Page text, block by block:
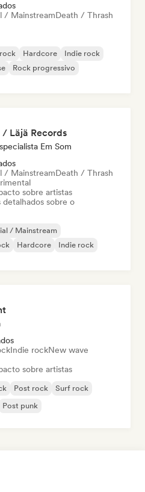
/ MainstreamDeath / Thrash
Hardcore
Indie rock
Rock progressivo
Läjä Records
Em Som
/ MainstreamDeath / Thrash
sobre artistas
detalhados sobre o
/ Mainstream
Hardcore
Indie rock
Indie rockNew wave
sobre artistas
Post rock
Surf rock
Post punk